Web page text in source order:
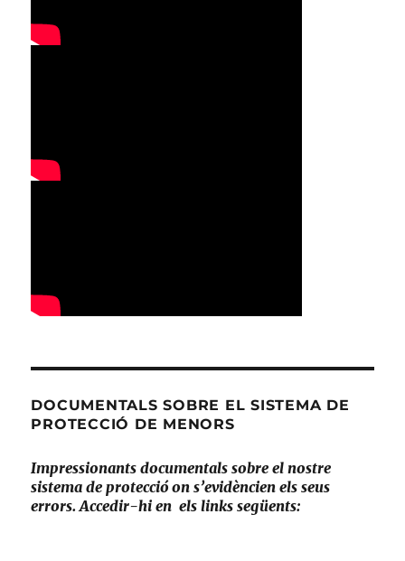
DOCUMENTALS SOBRE EL SISTEMA DE
PROTECCIÓ DE MENORS
Impressionants documentals sobre el nostre
sistema de protecció on s’evidèncien els seus
errors. Accedir-hi en els links següents: